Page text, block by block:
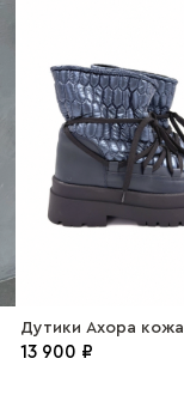
Дутики Ахора
13 900 ₽